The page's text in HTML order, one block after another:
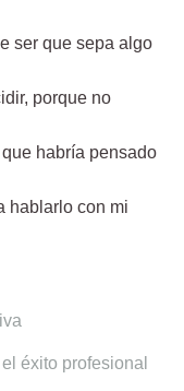
ser que sepa algo
porque no
habría pensado
hablarlo con mi
éxito profesional